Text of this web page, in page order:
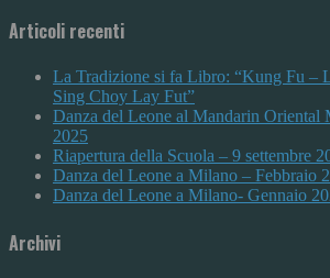
Articoli recenti
La Tradizione si fa Libro: “Kung Fu –
Sing Choy Lay Fut”
Danza del Leone al Mandarin Oriental
2025
Riapertura della Scuola – 9 settembre
Danza del Leone a Milano – Febbraio
Danza del Leone a Milano- Gennaio
Archivi